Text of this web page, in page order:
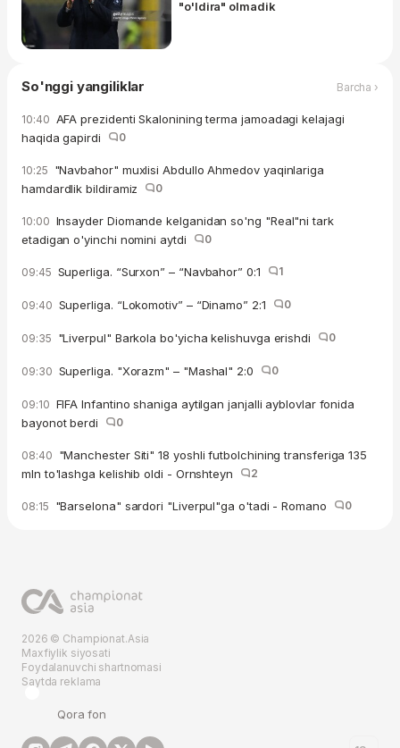
"o'ldira" olmadik
So'nggi yangiliklar Barcha ›
10:40 AFA prezidenti Skalonining terma jamoadagi kelajagi
haqida gapirdi
0
10:25 "Navbahor" muxlisi Abdullo Ahmedov yaqinlariga
hamdardlik bildiramiz
0
10:00 Insayder Diomande kelganidan so'ng "Real"ni tark
etadigan o'yinchi nomini aytdi
0
09:45 Superliga. “Surxon” – “Navbahor” 0:1 1
09:40 Superliga. “Lokomotiv” – “Dinamo” 2:1 0
09:35 "Liverpul" Barkola bo'yicha kelishuvga erishdi 0
09:30 Superliga. "Xorazm" – "Mashal" 2:0 0
09:10 FIFA Infantino shaniga aytilgan janjalli ayblovlar fonida
bayonot berdi
0
08:40 "Manchester Siti" 18 yoshli futbolchining transferiga 135
mln to'lashga kelishib oldi - Ornshteyn
2
08:15 "Barselona" sardori "Liverpul"ga o'tadi - Romano 0
2026 © Championat.Asia
Maxfiylik siyosati
Foydalanuvchi shartnomasi
Saytda reklama
Qora fon